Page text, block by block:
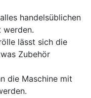
handelsüblichen
werden.
lässt sich die
Zubehör
die Maschine mit